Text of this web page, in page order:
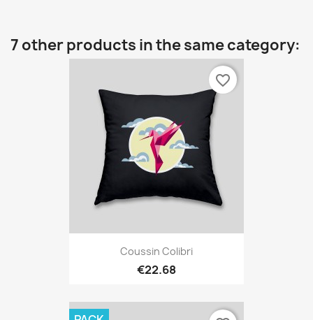
7 other products in the same category:
Coussin Colibri
€22.68
favorite_border